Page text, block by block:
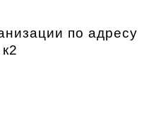
по адресу